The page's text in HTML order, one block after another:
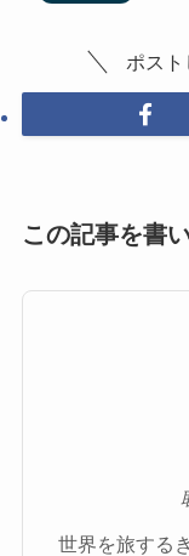
ポス
この記事を書
世界を旅する